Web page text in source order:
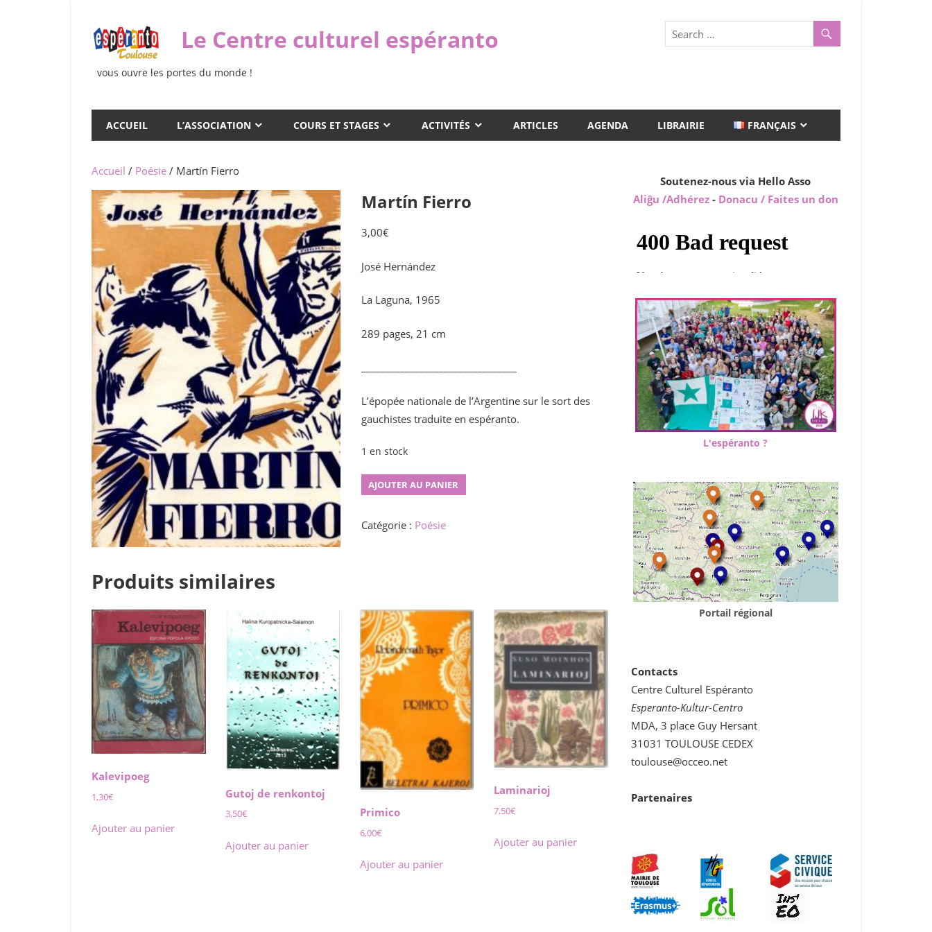
content
Le Centre culturel espéranto
vous ouvre les portes du monde !
ACCUEIL L’ASSOCIATION COURS ET STAGES ACTIVITÉS ARTICLES AGENDA LIBRAIRIE FRANÇAIS
Accueil / Poésie / Martín Fierro
Martín Fierro
3,00€
José Hernández
La Laguna, 1965
289 pages, 21 cm
L’épopée nationale de l’Argentine sur le sort des
gauchistes traduite en espéranto.
1 en stock
quantité
Martín
Fierro
AJOUTER AU PANIER
Catégorie : Poésie
Produits similaires
Kalevipoeg
1,30€
Ajouter au panier
Gutoj de renkontoj
3,50€
Ajouter au panier
Primico
6,00€
Ajouter au panier
Laminarioj
7,50€
Ajouter au panier
Soutenez-nous via Hello Asso
Aliĝu /Adhérez - Donacu / Faites un don
L'espéranto ?
Portail régional
Contacts
Centre Culturel Espéranto
Esperanto-Kultur-Centro
MDA, 3 place Guy Hersant
31031 TOULOUSE CEDEX
toulouse@occeo.net
Partenaires